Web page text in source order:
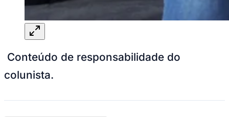
Conteúdo de responsabilidade do
colunista.